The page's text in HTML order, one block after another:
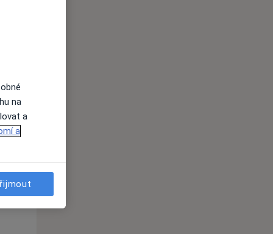
na
a
a